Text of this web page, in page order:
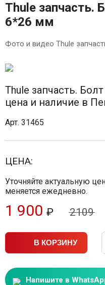
Thule запчасть.
6*26 мм
Фото и видео Thule
Thule запчасть.
цена и наличие в
Арт. 31465
ЦЕНА:
Уточняйте актуальную
меняется ежедневно.
1 900 ₽ 2109
В КОРЗИНУ
Напишите в